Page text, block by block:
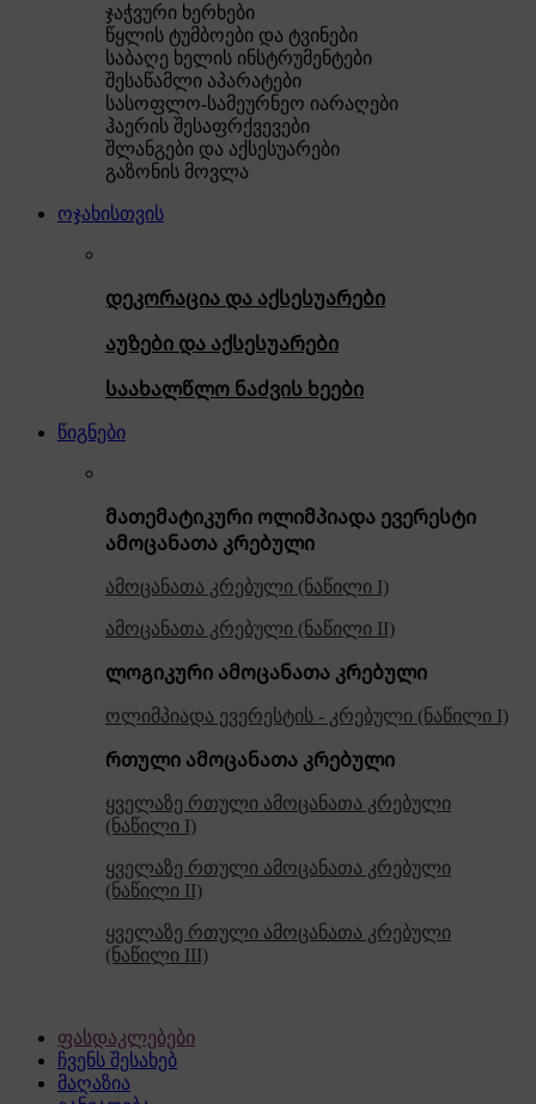
ჯაჭვური ხერხები
წყლის ტუმბოები და ტვინები
საბაღე ხელის ინსტრუმენტები
შესაწამლი აპარატები
სასოფლო-სამეურნეო იარაღები
ჰაერის შესაფრქვევები
შლანგები და აქსესუარები
გაზონის მოვლა
ოჯახისთვის
დეკორაცია და აქსესუარები
აუზები და აქსესუარები
საახალწლო ნაძვის ხეები
წიგნები
მათემატიკური ოლიმპიადა ევერესტი
ამოცანათა კრებული
ამოცანათა კრებული (ნაწილი I)
ამოცანათა კრებული (ნაწილი II)
ლოგიკური ამოცანათა კრებული
ოლიმპიადა ევერესტის - კრებული (ნაწილი I)
რთული ამოცანათა კრებული
ყველაზე რთული ამოცანათა კრებული
(ნაწილი I)
ყველაზე რთული ამოცანათა კრებული
(ნაწილი II)
ყველაზე რთული ამოცანათა კრებული
(ნაწილი III)
ფასდაკლებები
ჩვენს შესახებ
მაღაზია